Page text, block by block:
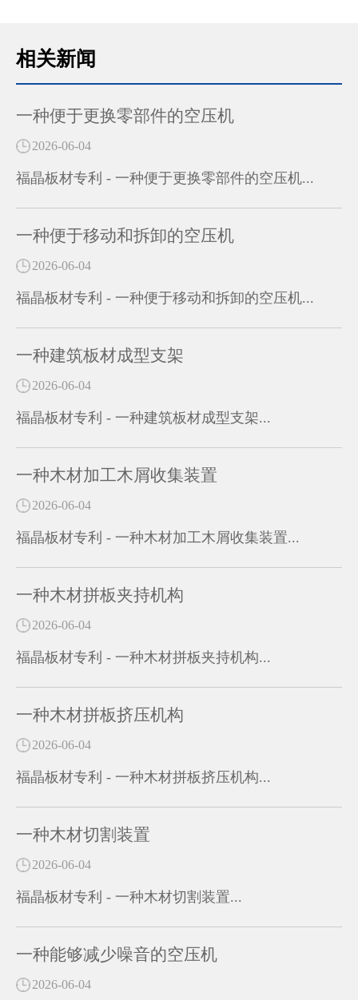
相关新闻
一种便于更换零部件的空压机
2026-06-04
福晶板材专利 - 一种便于更换零部件的空压机...
一种便于移动和拆卸的空压机
2026-06-04
福晶板材专利 - 一种便于移动和拆卸的空压机...
一种建筑板材成型支架
2026-06-04
福晶板材专利 - 一种建筑板材成型支架...
一种木材加工木屑收集装置
2026-06-04
福晶板材专利 - 一种木材加工木屑收集装置...
一种木材拼板夹持机构
2026-06-04
福晶板材专利 - 一种木材拼板夹持机构...
一种木材拼板挤压机构
2026-06-04
福晶板材专利 - 一种木材拼板挤压机构...
一种木材切割装置
2026-06-04
福晶板材专利 - 一种木材切割装置...
一种能够减少噪音的空压机
2026-06-04